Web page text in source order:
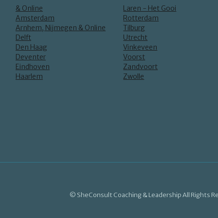
& Online
Amsterdam
Arnhem, Nijmegen & Online
Delft
Den Haag
Deventer
Eindhoven
Haarlem
Laren - Het Gooi
Rotterdam
Tilburg
Utrecht
Vinkeveen
Voorst
Zandvoort
Zwolle
© SheConsult Coaching & Leadership All Rights